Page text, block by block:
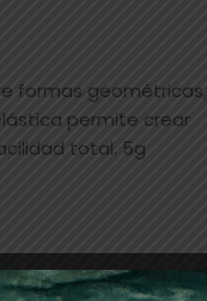
formas geométricas,
permite crear
total. 5g